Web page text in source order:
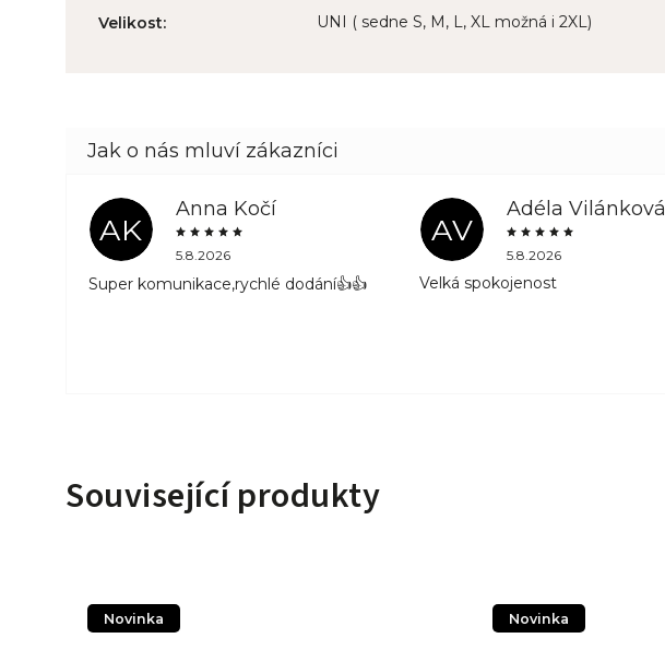
Velikost: UNI ( sedne S, M, L, XL možná i 2XL)
AK
Anna Kočí
5.8.2026
Super komunikace,rychlé dodání👍👍
AV
Adéla Vilánková
5.8.2026
Velká spokojenost
Související produkty
Novinka Novinka